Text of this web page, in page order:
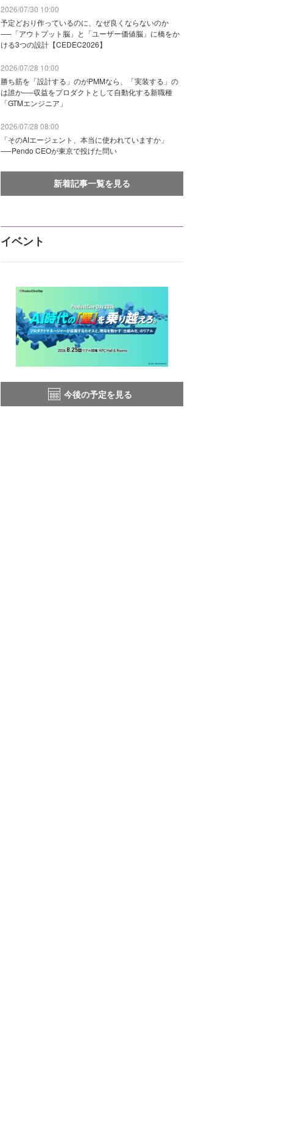
2026/07/30 10:00
予定どおり作っているのに、なぜ良くならないのか
──「アウトプット脳」と「ユーザー価値脳」に橋をか
ける3つの設計【CEDEC2026】
2026/07/28 10:00
勝ち筋を「設計する」のがPMMなら、「実装する」の
は誰か──収益をプロダクトとして自動化する新職種
「GTMエンジニア」
2026/07/28 08:00
「そのAIエージェント、本当に使われていますか」
──Pendo CEOが東京で投げた問い
新着記事一覧を見る
イベント
今後の予定を見る